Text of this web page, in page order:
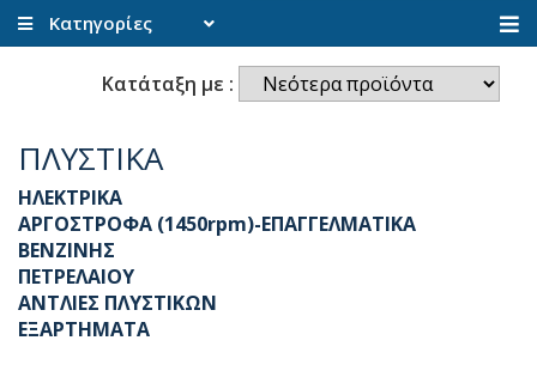
Κατηγορίες
Κατάταξη με :
ΠΛΥΣΤΙΚΑ
ΗΛΕΚΤΡΙΚΑ
ΑΡΓΟΣΤΡΟΦΑ (1450rpm)-ΕΠΑΓΓΕΛΜΑΤΙΚΑ
ΒΕΝΖΙΝΗΣ
ΠΕΤΡΕΛΑΙΟΥ
ΑΝΤΛΙΕΣ ΠΛΥΣΤΙΚΩΝ
ΕΞΑΡΤΗΜΑΤΑ